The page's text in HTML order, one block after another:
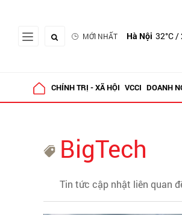
MỚI NHẤT Hà Nội 32°C/
CHÍNH TRỊ - XÃ HỘI VCCI DOANH
BigTech
Tin tức cập nhật liên quan